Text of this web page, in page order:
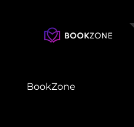
BookZone